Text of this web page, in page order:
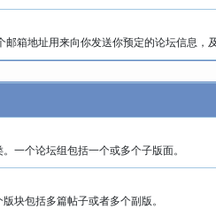
箱地址用来向你发送你预定的论坛信息，
一个论坛组包括一个或多个子版面。
块包括多篇帖子或者多个副版。